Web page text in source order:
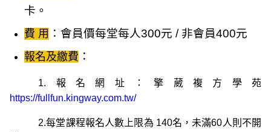
卡 。
費 用 ：會員價每堂每人300元 / 非會員400元
報名及繳費 ：
1. 報名網址：擎葳複方學苑
https://fullfun.kingway.com.tw/
2.每堂課程報名人數上限為 140名，未滿60人則不開